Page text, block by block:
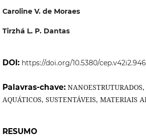
Caroline V. de Moraes
Tirzhá L. P. Dantas
DOI: https://doi.org/10.5380/
Palavras-chave:
AQUÁTICOS, SUSTENTÁVEIS, MATERIAIS
RESUMO